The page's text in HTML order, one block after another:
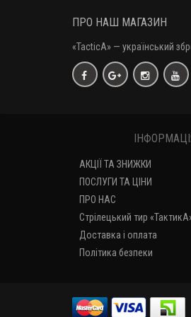
ПРО НАШ МАГАЗИН
«TacticA» — український
АКЦІЇ ТА ЗНИЖКИ
ПОСЛУГИ ТА ЦІНИ
ПРО НАС
Стрілецький тир
Доставка і оплата
Політика безпеки